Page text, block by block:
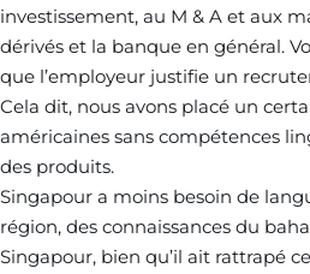
investissement, au M & A et aux
dérivés et la banque en général.
que l’employeur justifie un
Cela dit, nous avons placé un
américaines sans compétences
des produits.
Singapour a moins besoin de
région, des connaissances du
Singapour, bien qu’il ait rattrapé